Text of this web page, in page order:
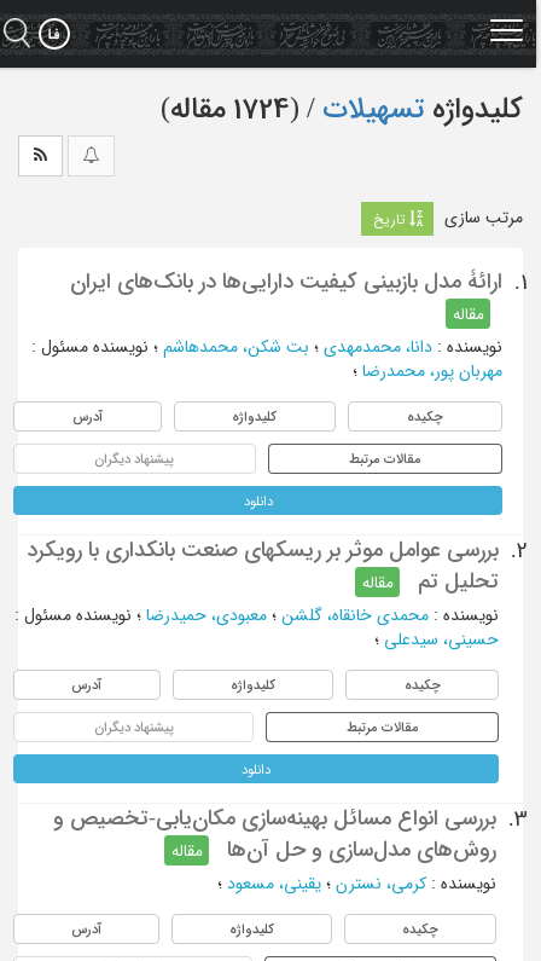
کلیدواژه تسهیلات ‏/ (1724 مقاله)
مرتب سازی تاریخ
1. ارائۀ مدل بازبینی کیفیت دارایی‌‌ها در بانک‌‌های ایران
مقاله
نویسنده: دانا، محمدمهدی؛ بت شکن، محمدهاشم؛ نویسنده مسئول :
مهربان پور، محمدرضا؛
چکیده کلیدواژه آدرس
مقالات مرتبط پیشنهاد دیگران
دانلود
2.
بررسی عوامل موثر بر ریسک‏های صنعت بانکداری با رویکرد
تحلیل تم
مقاله
نویسنده: محمدی خانقاه، گلشن؛ معبودی، حمیدرضا؛ نویسنده مسئول :
حسینی، سیدعلی ؛
چکیده کلیدواژه آدرس
مقالات مرتبط پیشنهاد دیگران
دانلود
3.
بررسی انواع مسائل بهینه‌سازی مکان‌یابی-تخصیص و
روش‌های مدل‌سازی و حل آن‌ها
مقاله
نویسنده: کرمی، نسترن؛ یقینی، مسعود؛
چکیده کلیدواژه آدرس